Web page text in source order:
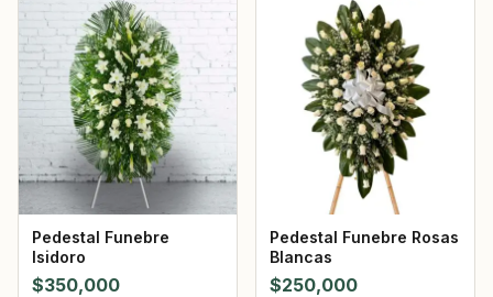
Pedestal Funebre
Isidoro
$350,000
Pedestal Funebre Rosas
Blancas
$250,000